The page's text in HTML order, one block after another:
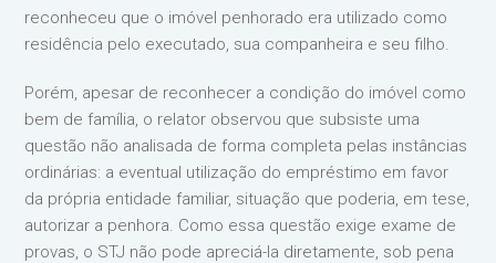
reconheceu que o imóvel penhorado era utilizado como
residência pelo executado, sua companheira e seu filho.
Porém, apesar de reconhecer a condição do imóvel como
bem de família, o relator observou que subsiste uma
questão não analisada de forma completa pelas instâncias
ordinárias: a eventual utilização do empréstimo em favor
da própria entidade familiar, situação que poderia, em tese,
autorizar a penhora. Como essa questão exige exame de
provas, o STJ não pode apreciá-la diretamente, sob pena